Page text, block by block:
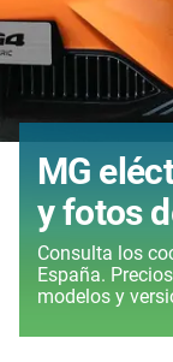
MG
y fotos
Consulta los
España.
modelos y